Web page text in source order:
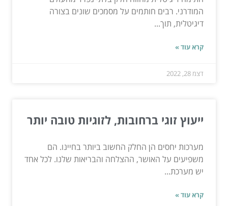
המודרני. רבים חותמים על מסמכים שונים בצורה
דיגיטלית, תוך...
קרא עוד »
דצמ 28, 2022
ייעוץ זוגי ברחובות, לזוגיות טובה יותר
מערכות יחסים הן החלק החשוב ביותר בחיינו. הם
משפיעים על האושר, ההצלחה והבריאות שלנו. לכל אחד
יש מערכת...
קרא עוד »